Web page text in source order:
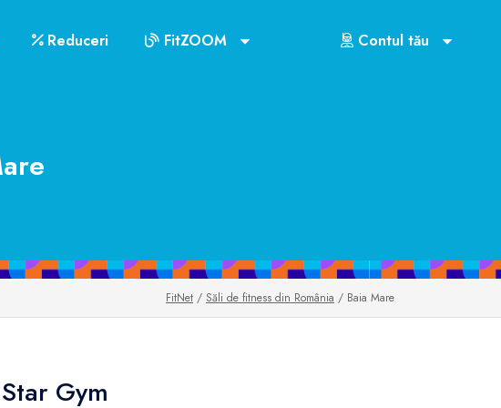
Reduceri FitZOOM Contul tău
FitNet / Săli de fitness din România / Baia Mare
Gym